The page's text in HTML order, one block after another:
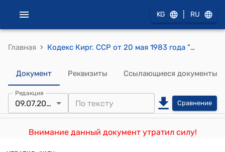
KG RU
Главная › Кодекс Кирг. ССР от 20 мая 1983 года "Жилищный кодекс Киргизской ССР"
Документ Реквизиты Ссылающиеся документы
Редакция
09.07.2013 Сравнение
Внимание данный документ утратил силу!